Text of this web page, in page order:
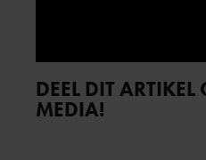
DEEL DIT
MEDIA!